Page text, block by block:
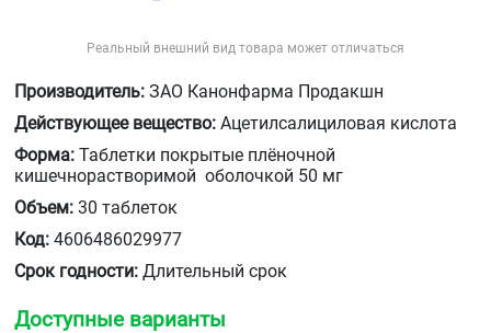
Реальный внешний вид товара может отличаться
Производитель: ЗАО Канонфарма Продакшн
Действующее вещество: Ацетилсалициловая кислота
Форма: Таблетки покрытые плёночной
кишечнорастворимой оболочкой 50 мг
Объем: 30 таблеток
Код: 4606486029977
Срок годности: Длительный срок
Доступные варианты